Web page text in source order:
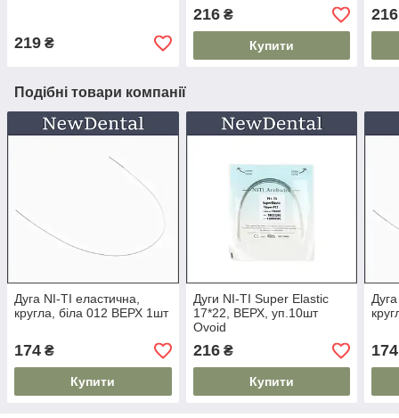
219 ₴
216₴
Купити
216
Подібні товари компанії
Дуга NI-TI еластична,
кругла, біла 012 ВЕРХ 1шт
174 ₴
Купити
Дуги NI-TI Super Elastic
17*22, ВЕРХ, уп.10шт
Ovoid
216₴
Купити
174